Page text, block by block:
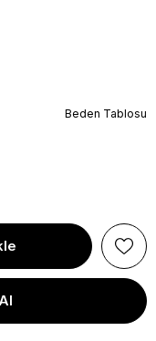
Beden Tablosu